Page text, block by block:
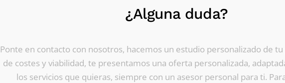
¿Alguna duda?
Ponte en contacto con nosotros, hacemos un estudio personalizado de
de costes y viabilidad, te presentamos una oferta personalizada,
los servicios que quieras, siempre con un asesor personal para ti.